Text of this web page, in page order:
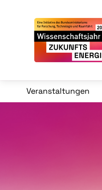
Veranstaltungen